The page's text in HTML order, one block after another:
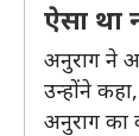
ऐसा था
अनुराग ने
उन्होंने
अनुराग का